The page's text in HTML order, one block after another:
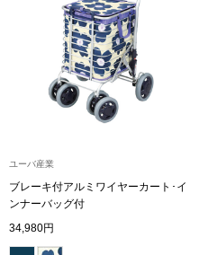
BOGARD 最新号はこちら
集
タログ
ユーバ産業
ブレーキ付アルミワイヤーカート･イ
ンナーバッグ付
34,980円